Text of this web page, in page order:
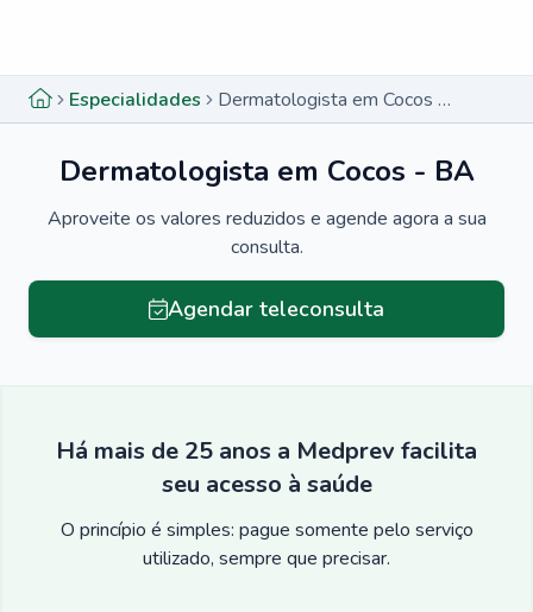
Especialidades Dermatologista em Cocos - BA
Dermatologista em Cocos - BA
Aproveite os valores reduzidos e agende agora a sua
consulta.
Agendar teleconsulta
Há mais de 25 anos a Medprev facilita
seu acesso à saúde
O princípio é simples: pague somente pelo serviço
utilizado, sempre que precisar.